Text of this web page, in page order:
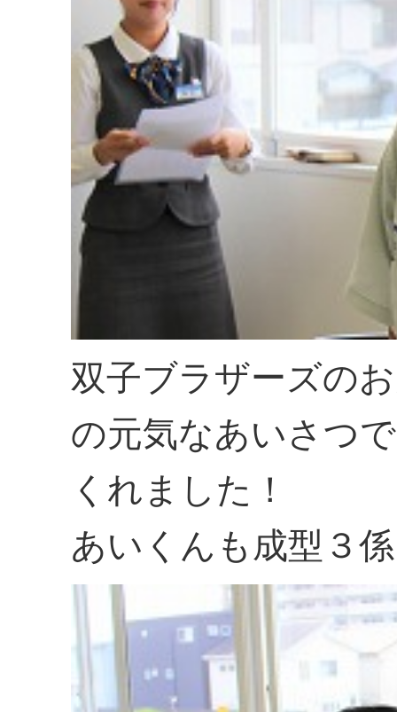
双子ブラザーズの
の元気なあいさつ
くれました！
あいくんも成型３